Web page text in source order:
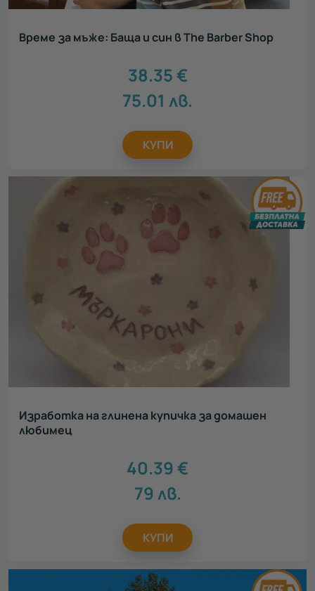
Време за мъже: Баща и син в The Barber Shop
38.35€
75.01 лв.
КУПИ
Изработка на глинена купичка за домашен
любимец
40.39 €
79 лв.
КУПИ